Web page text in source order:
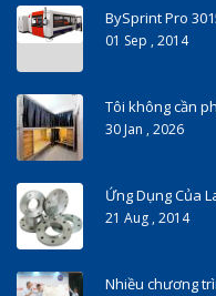
BySprint Pro
01 Sep , 2014
Tôi không cần
30 Jan , 2026
Ứng Dụng Của
21 Aug , 2014
Nhiều chương